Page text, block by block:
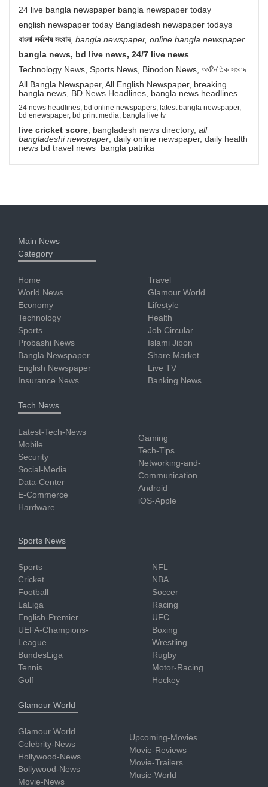
24 live bangla newspaper bangla newspaper today
english newspaper today Bangladesh newspaper todays
বাংলা সর্বশেষ সংবাদ, bangla newspaper, online bangla newspaper
bangla news, bd live news, 24/7 live news
Technology News, Sports News, Binodon News, অর্থনৈতিক সংবাদ
All Bangla Newspaper, All English Newspaper, breaking
bangla news, BD News Headlines, bangla news headlines
24 news headlines, bd online newspapers, latest bangla newspaper,
bd enewspaper, bd print media, bangla live tv
live cricket score , bangladesh news directory, all
bangladeshi newspaper , daily online newspaper, daily health
news bd travel news bangla patrika
Main News
Category
Home
World News
Economy
Technology
Sports
Probashi News
Bangla Newspaper
English Newspaper
Insurance News
Travel
Glamour World
Lifestyle
Health
Job Circular
Islami Jibon
Share Market
Live TV
Banking News
Tech News
Latest-Tech-News
Mobile
Security
Social-Media
Data-Center
E-Commerce
Hardware
Gaming
Tech-Tips
Networking-and-
Communication
Android
iOS-Apple
Sports News
Sports
Cricket
Football
LaLiga
English-Premier
UEFA-Champions-
League
BundesLiga
Tennis
Golf
NFL
NBA
Soccer
Racing
UFC
Boxing
Wrestling
Rugby
Motor-Racing
Hockey
Glamour World
Glamour World
Celebrity-News
Hollywood-News
Bollywood-News
Movie-News
Upcoming-Movies
Movie-Reviews
Movie-Trailers
Music-World